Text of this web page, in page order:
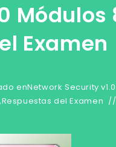
Módulos
Examen
enNetwork Security v1.0
,Respuestas del Examen